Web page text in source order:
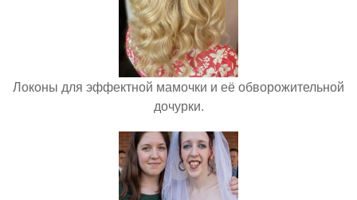
Локоны для эффектной мамочки и её обворожительной
дочурки.